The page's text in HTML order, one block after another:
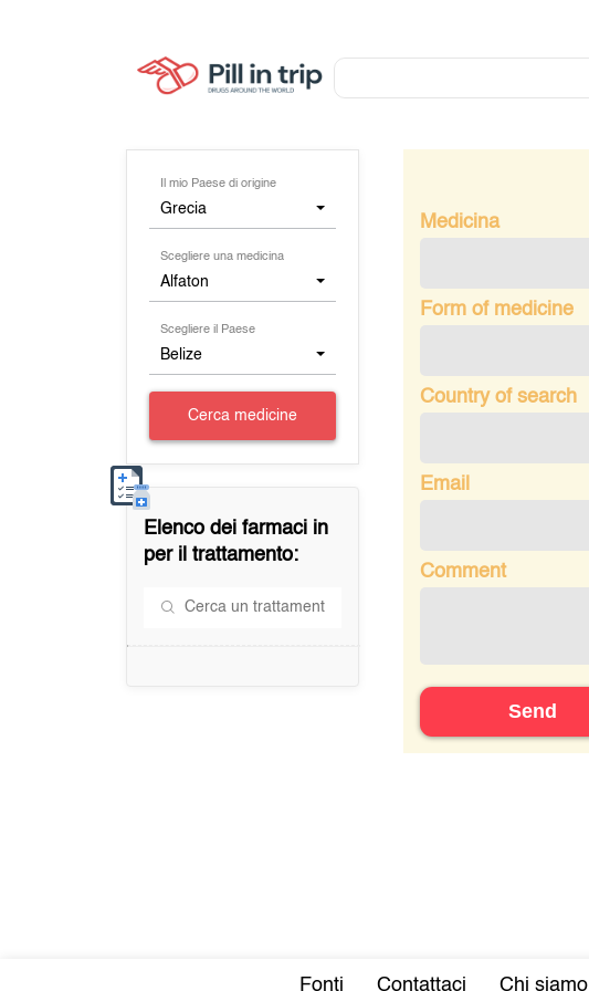
Il mio Paese di origine
Grecia
Scegliere una medicina
Alfaton
Scegliere il Paese
Belize
Cerca medicine
Elenco dei farmaci in
per il trattamento:
Medicina
Form of medicine
Country of search
Email
Comment
Send
Fonti Contattaci Chi siamo